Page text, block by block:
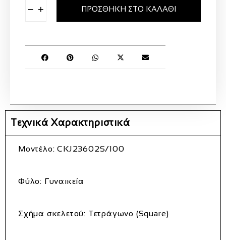
− + ΠΡΟΣΘΉΚΗ ΣΤΟ ΚΑΛΆΘΙ
Τεχνικά Χαρακτηριστικά
Μοντέλο: CKJ23602S/100
Φύλο: Γυναικεία
Σχήμα σκελετού: Τετράγωνο (Square)